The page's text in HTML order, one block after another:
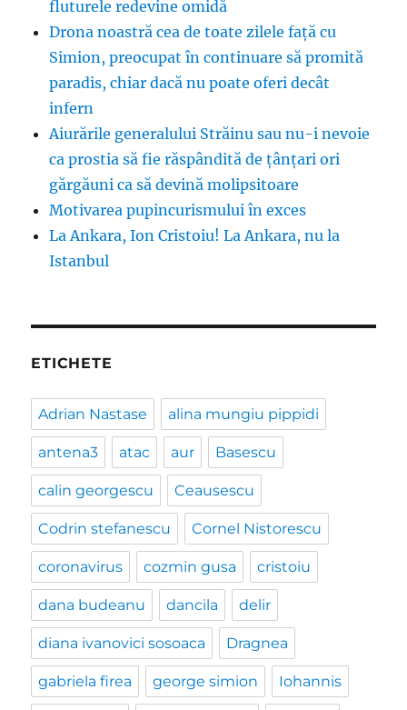
fluturele redevine omidă
Drona noastră cea de toate zilele față cu
Simion, preocupat în continuare să promită
paradis, chiar dacă nu poate oferi decât
infern
Aiurările generalului Străinu sau nu-i nevoie
ca prostia să fie răspândită de țânțari ori
gărgăuni ca să devină molipsitoare
Motivarea pupincurismului în exces
La Ankara, Ion Cristoiu! La Ankara, nu la
Istanbul
ETICHETE
Adrian Nastase alina mungiu pippidi
antena3 atac aur Basescu
calin georgescu Ceausescu
Codrin stefanescu Cornel Nistorescu
coronavirus cozmin gusa cristoiu
dana budeanu dancila delir
diana ivanovici sosoaca Dragnea
gabriela firea george simion Iohannis